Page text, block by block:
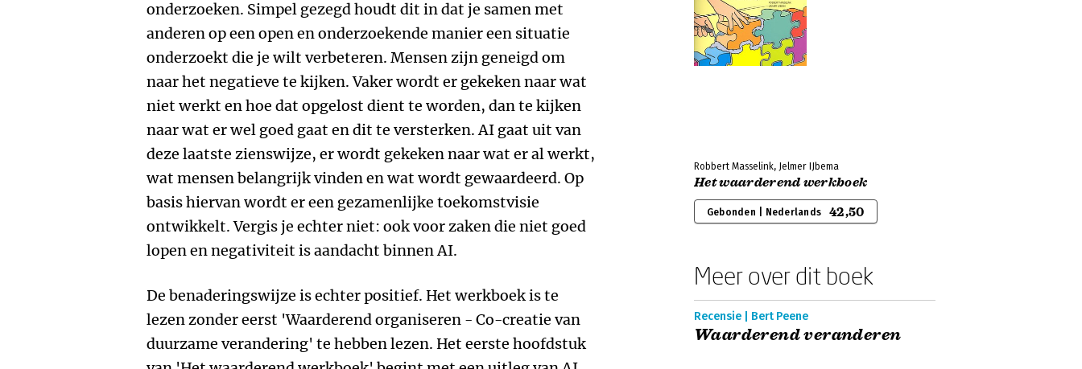
onderzoeken. Simpel gezegd houdt dit in dat je samen met
anderen op een open en onderzoekende manier een situatie
onderzoekt die je wilt verbeteren. Mensen zijn geneigd om
naar het negatieve te kijken. Vaker wordt er gekeken naar wat
niet werkt en hoe dat opgelost dient te worden, dan te kijken
naar wat er wel goed gaat en dit te versterken. AI gaat uit van
deze laatste zienswijze, er wordt gekeken naar wat er al werkt,
wat mensen belangrijk vinden en wat wordt gewaardeerd. Op
basis hiervan wordt er een gezamenlijke toekomstvisie
ontwikkelt. Vergis je echter niet: ook voor zaken die niet goed
lopen en negativiteit is aandacht binnen AI.
De benaderingswijze is echter positief. Het werkboek is te
lezen zonder eerst 'Waarderend organiseren - Co-creatie van
duurzame verandering' te hebben lezen. Het eerste hoofdstuk
Robbert Masselink, Jelmer IJbema
Het waarderend werkboek
Gebonden | Nederlands 42,50
Meer over dit boek
Recensie | Bert Peene
Waarderend veranderen